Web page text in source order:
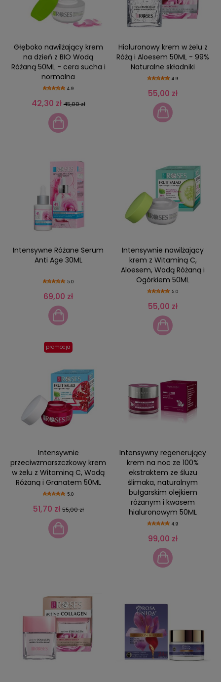
Głęboko nawilżający krem
na dzień z BIO Wodą
Różaną 50ML - cera sucha i
normalna
4.9
42,30 zł 45,00 zł
Hialuronowy krem w żelu z
Różą i Aloesem 50ML - 99%
Naturalne składniki
4.9
55,00 zł
Intensywne Różane Serum
Anti Age 30ML
5.0
69,00 zł
Intensywnie nawilżający
krem z Witaminą C,
Aloesem, Wodą Różaną i
Ogórkiem 50ML
5.0
55,00 zł
Intensywnie
przeciwzmarszczkowy krem
w żelu z Witaminą C, Wodą
Różaną i Granatem 50ML
5.0
51,70 zł 55,00 zł
promocja
Intensywny regenerujący
krem na noc ze 100%
ekstraktem ze śluzu
ślimaka, naturalnym
bułgarskim olejkiem
różanym i kwasem
hialuronowym 50ML
4.9
99,00 zł